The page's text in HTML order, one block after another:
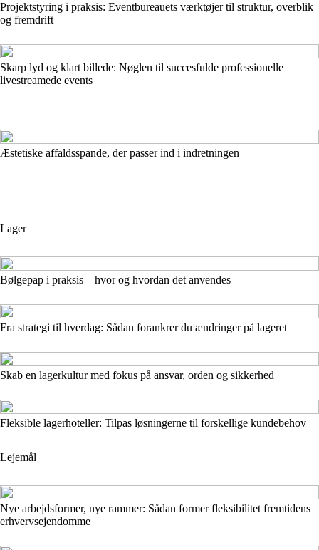
Projektstyring i praksis: Eventbureauets værktøjer til struktur, overblik
og fremdrift
Skarp lyd og klart billede: Nøglen til succesfulde professionelle
livestreamede events
Æstetiske affaldsspande, der passer ind i indretningen
Lager
Bølgepap i praksis – hvor og hvordan det anvendes
Fra strategi til hverdag: Sådan forankrer du ændringer på lageret
Skab en lagerkultur med fokus på ansvar, orden og sikkerhed
Fleksible lagerhoteller: Tilpas løsningerne til forskellige kundebehov
Lejemål
Nye arbejdsformer, nye rammer: Sådan former fleksibilitet fremtidens
erhvervsejendomme